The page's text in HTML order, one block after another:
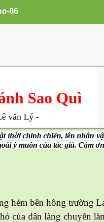
06
Sao Quì
văn Lý -
thời chinh chiến, tên nhân
ý muốn của tác giả. Cảm
hẻm bên hông trường
của dân làng chuyên